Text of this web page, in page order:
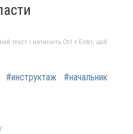
текст і натисніть Ctrl + Enter, щоб
#инструктаж
#начальник